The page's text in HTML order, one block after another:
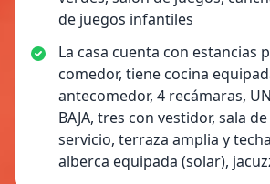
de juegos infantiles
La casa cuenta con estancias
comedor, tiene cocina
antecomedor, 4 recámaras,
BAJA, tres con vestidor, sala
servicio, terraza amplia y
alberca equipada (solar),